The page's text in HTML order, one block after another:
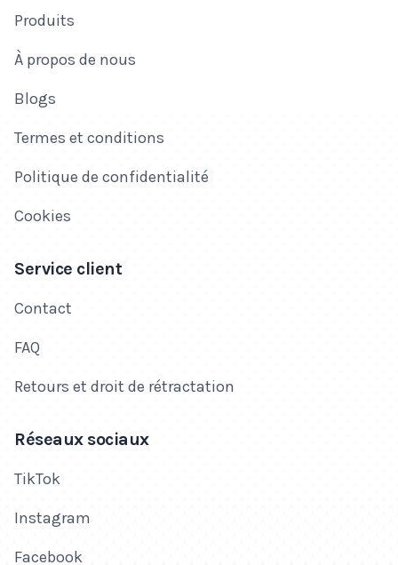
Produits
À propos de nous
Blogs
Termes et conditions
Politique de confidentialité
Cookies
Service client
Contact
FAQ
Retours et droit de rétractation
Réseaux sociaux
TikTok
Instagram
Facebook